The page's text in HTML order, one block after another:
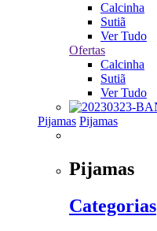
Calcinha
Sutiã
Ver Tudo
Ofertas
Calcinha
Sutiã
Ver Tudo
Pijamas Pijamas
Pijamas
Categorias